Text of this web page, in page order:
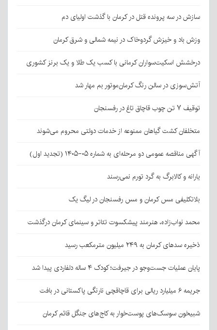
سازش در سه پرونده قتل در کرمان با گذشت اولیای دم
وزش باد و خیزش گردوخاک در نیمه شمالی و شرق کرمان
درخشش اسکیت‌سواران کرمانی با کسب یک طلا و یک برنز کشوری
آتش‌سوزی در سالن رنگ کرمان‌موتور بم مهار شد
توقیف ۷ تن چوب قاچاق تاغ در رفسنجان
متخلفان کشت گیاهان ممنوعه از خدمات دولتی محروم می‌شوند
آگهی مناقصه عمومی دو مرحله‌ای به شماره ۰۵-۱۴۰۵ (تجدید اول)
یارانه و کالابرگ به گرد تورم نمی‌رسند
بلاتکلیفی مس کرمان و مس رفسنجان در لیگ یک
محمد نواب‌زاده، هنرمند پیشکسوت تئاتر و سینمای کرمان درگذشت
ذخیره سدهای کرمان به ۲۴۹ میلیون مترمکعب رسید
پایان عملیات جست‌وجو در جیرفت؛ کودک ۴ ساله دلفاردی پیدا شد
جریمه ۶ میلیارد ریالی برای قاچاقچی نارنگی پاکستانی در بافت
شبیخون سوسک‌های پوست‌خوار به کاج‌های جنگل قائم کرمان